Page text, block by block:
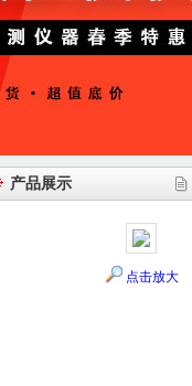
产品展示
点击放大